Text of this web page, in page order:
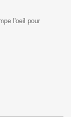
l'oeil pour